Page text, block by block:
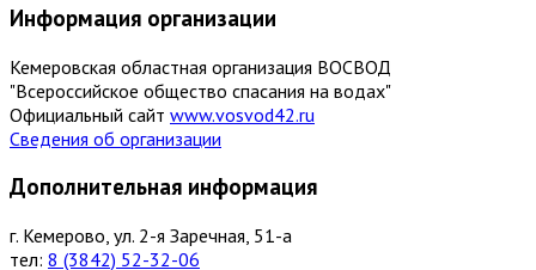
Информация организации
Кемеровская областная организация ВОСВОД
"Всероссийское общество спасания на водах"
Официальный сайт www.vosvod42.ru
Сведения об организации
Дополнительная информация
г. Кемерово, ул. 2-я Заречная, 51-а
тел: 8 (3842) 52-32-06